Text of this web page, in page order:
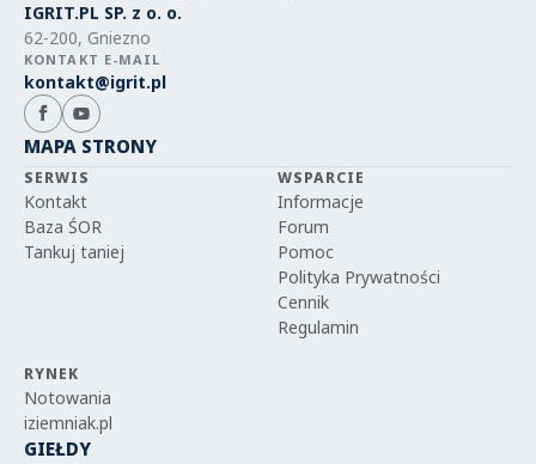
IGRIT.PL SP. z o. o.
62-200, Gniezno
KONTAKT E-MAIL
kontakt@igrit.pl
MAPA STRONY
SERWIS
Kontakt
Baza ŚOR
Tankuj taniej
WSPARCIE
Informacje
Forum
Pomoc
Polityka Prywatności
Cennik
Regulamin
RYNEK
Notowania
iziemniak.pl
GIEŁDY